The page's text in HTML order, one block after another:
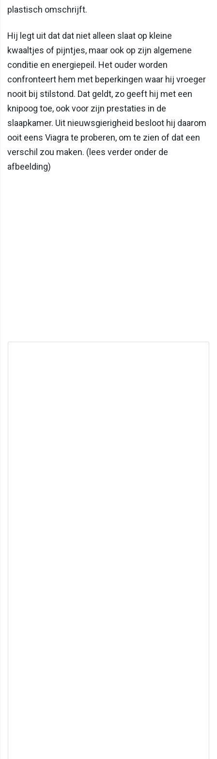
plastisch omschrijft.
Hij legt uit dat dat niet alleen slaat op kleine
kwaaltjes of pijntjes, maar ook op zijn algemene
conditie en energiepeil. Het ouder worden
confronteert hem met beperkingen waar hij vroeger
nooit bij stilstond. Dat geldt, zo geeft hij met een
knipoog toe, ook voor zijn prestaties in de
slaapkamer. Uit nieuwsgierigheid besloot hij daarom
ooit eens Viagra te proberen, om te zien of dat een
verschil zou maken. (lees verder onder de
afbeelding)